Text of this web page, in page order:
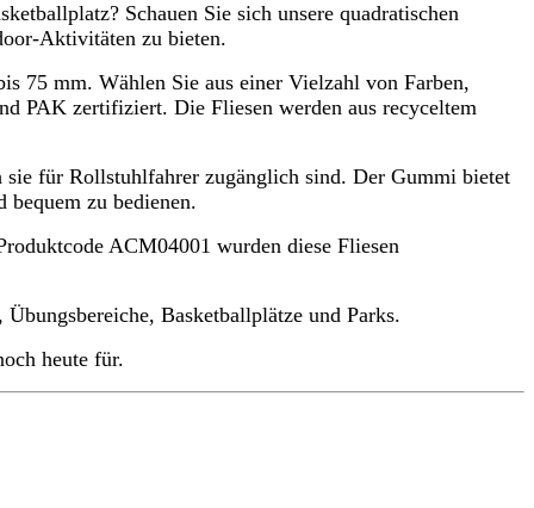
Schauen Sie sich unsere quadratischen
Aktivitäten zu bieten.
75 mm. Wählen Sie aus einer Vielzahl von Farben,
PAK zertifiziert. Die Fliesen werden aus recyceltem
sie für Rollstuhlfahrer zugänglich sind. Der Gummi bietet
zu bedienen.
ACM04001 wurden diese Fliesen
Basketballplätze und Parks.
heute für.